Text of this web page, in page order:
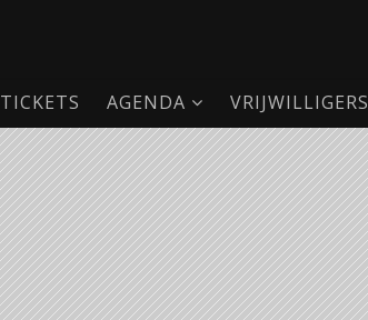
TICKETS AGENDA VRIJWILLIGERS